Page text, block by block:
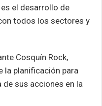
el desarrollo de
todos los sectores y
Cosquín Rock,
la planificación para
sus acciones en la